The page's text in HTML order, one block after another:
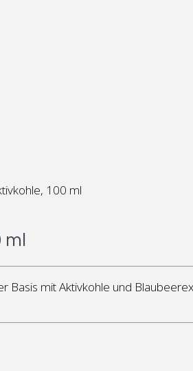
100 ml
mit Aktivkohle und